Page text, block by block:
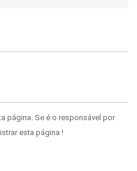
página. Se é o responsável por
esta página !